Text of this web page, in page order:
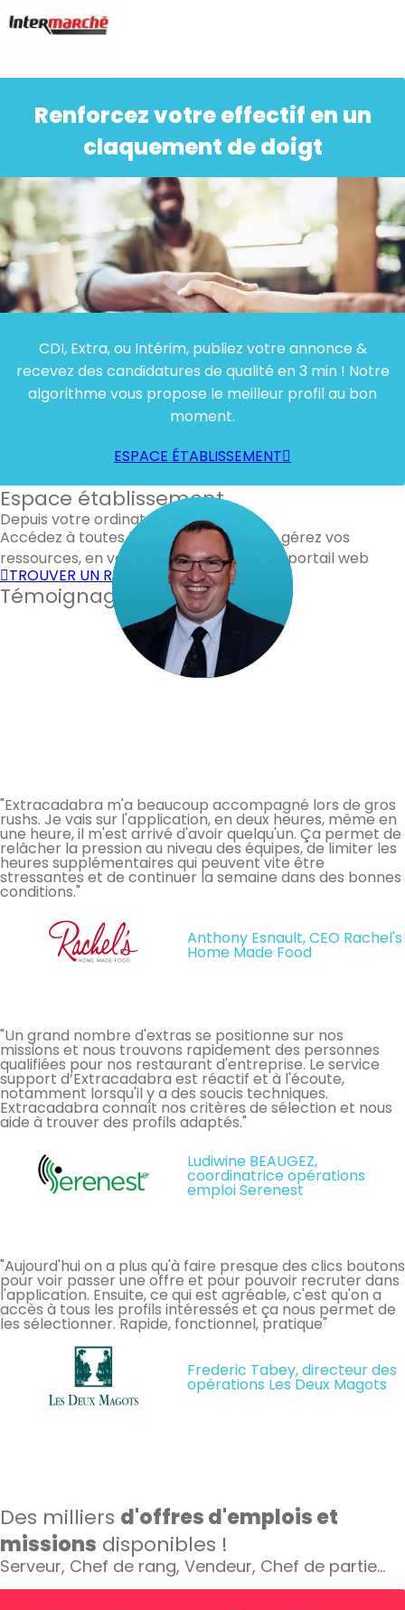
Renforcez votre effectif en un
claquement de doigt
CDI, Extra, ou Intérim, publiez votre annonce &
recevez des candidatures de qualité en 3 min ! Notre
algorithme vous propose le meilleur profil au bon
moment.
ESPACE ÉTABLISSEMENT
Espace établissement
Depuis votre ordinateur
Accédez à toutes les fonctionnalités et gérez vos
ressources, en vous connectant à notre portail web
TROUVER UN RENFORT
Témoignages de nos clients
"Extracadabra m'a beaucoup accompagné lors de gros
rushs. Je vais sur l'application, en deux heures, même en
une heure, il m'est arrivé d'avoir quelqu'un. Ça permet de
relâcher la pression au niveau des équipes, de limiter les
heures supplémentaires qui peuvent vite être
stressantes et de continuer la semaine dans des bonnes
conditions."
Anthony Esnault, CEO Rachel's
Home Made Food
"Un grand nombre d'extras se positionne sur nos
missions et nous trouvons rapidement des personnes
qualifiées pour nos restaurant d'entreprise. Le service
support d’Extracadabra est réactif et à l'écoute,
notamment lorsqu'il y a des soucis techniques.
Extracadabra connaît nos critères de sélection et nous
aide à trouver des profils adaptés."
Ludiwine BEAUGEZ,
coordinatrice opérations
emploi Serenest
"Aujourd'hui on a plus qu'à faire presque des clics boutons
pour voir passer une offre et pour pouvoir recruter dans
l'application. Ensuite, ce qui est agréable, c'est qu'on a
accès à tous les profils intéressés et ça nous permet de
les sélectionner. Rapide, fonctionnel, pratique"
Frederic Tabey, directeur des
opérations Les Deux Magots
Des milliers d'offres d'emplois et
missions disponibles !
Serveur, Chef de rang, Vendeur, Chef de partie…